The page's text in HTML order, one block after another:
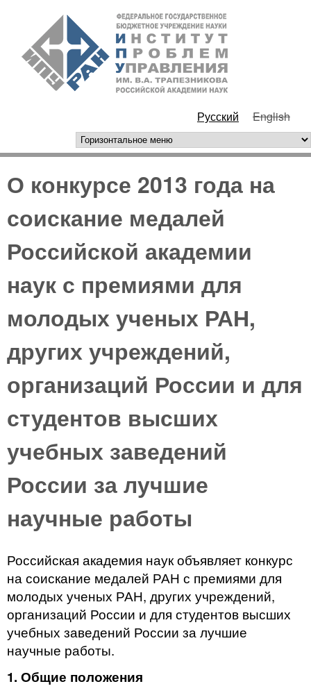
Перейти к основному
содержанию
РАН
Русский English
горизонтальное меню
О конкурсе 2013 года на
соискание медалей
Российской академии
наук с премиями для
молодых ученых РАН,
других учреждений,
организаций России и для
студентов высших
учебных заведений
России за лучшие
научные работы
Российская академия наук объявляет конкурс
на соискание медалей РАН с премиями для
молодых ученых РАН, других учреждений,
организаций России и для студентов высших
учеб­ных заведений России за лучшие
научные работы.
1. Общие положения